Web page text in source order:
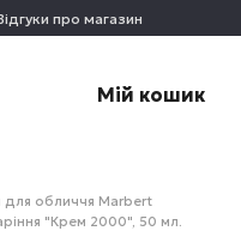
про магазин
Мій кошик
для обличчя Marbert
"Крем 2000", 50 мл.